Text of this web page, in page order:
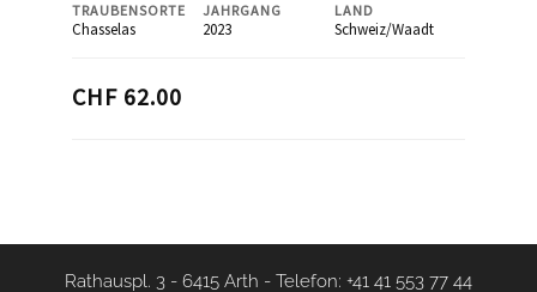
TRAUBENSORTE
Chasselas
JAHRGANG
2023
LAND
Schweiz/Waadt
CHF 62.00
Rathauspl. 3 - 6415 Arth - Telefon: +41 41 553 77 44